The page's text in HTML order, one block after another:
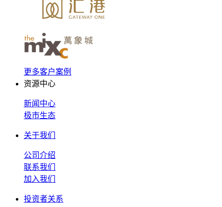
更多客户案例
资源中心
新闻中心
极市生态
关于我们
公司介绍
联系我们
加入我们
投资者关系